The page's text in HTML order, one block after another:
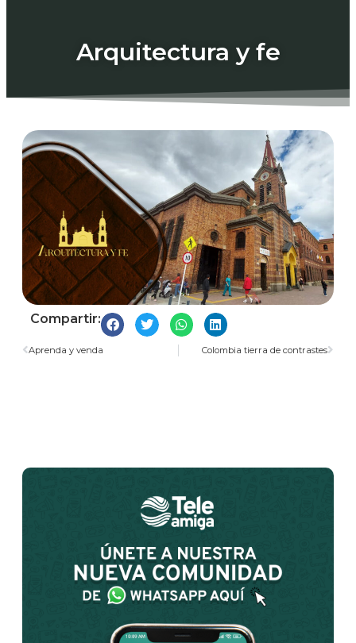
Arquitectura y fe
Compartir:
Aprenda y venda Colombia tierra de contrastes